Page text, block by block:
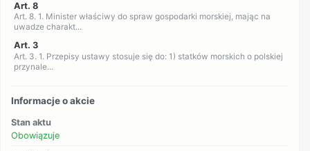
Art. 8
Art. 8. 1. Minister właściwy do spraw gospodarki morskiej, mając na
uwadze charakt...
Art. 3
Art. 3. 1. Przepisy ustawy stosuje się do: 1) statków morskich o polskiej
przynale...
Informacje o akcie
Stan aktu
Obowiązuje